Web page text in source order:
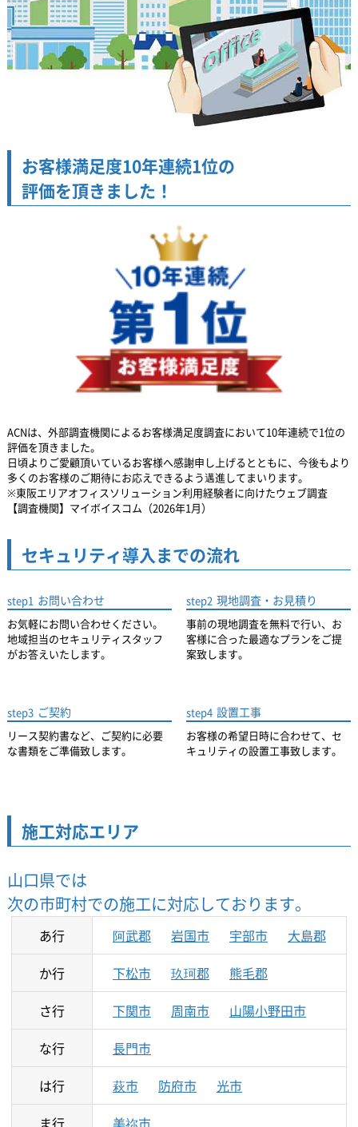
お客様満足度10年連続1位の
評価を頂きました！
ACNは、外部調査機関によるお客様満足度調査において10年連続で1位の
評価を頂きました。
日頃よりご愛顧頂いているお客様へ感謝申し上げるとともに、 今後もより
多くのお客様のご期待にお応えできるよう邁進してまいります。
※東阪エリアオフィスソリューション利用経験者に向けたウェブ調査
【調査機関】マイボイスコム（2026年1月）
セキュリティ導入までの流れ
step1 お問い合わせ
お気軽にお問い合わせください。
地域担当のセキュリティスタッフ
がお答えいたします。
step2 現地調査・お見積り
事前の現地調査を無料で行い、お
客様に合った最適なプランをご提
案致します。
step3 ご契約
リース契約書など、ご契約に必要
な書類をご準備致します。
step4 設置工事
お客様の希望日時に合わせて、セ
キュリティの設置工事致します。
施工対応エリア
山口県では
次の市町村での施工に対応しております。
あ行 阿武郡 岩国市 宇部市
大島郡
か行
下松市 玖珂郡
熊毛郡
さ行
下関市 周南市
山陽小野田市
な行
長門市
は行
萩市 防府市
光市
ま行
美祢市